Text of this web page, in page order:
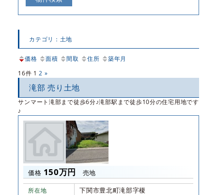
カテゴリ：土地
価格 面積 間取 住所
築年月
16件 1 2 »
滝部 売り土地
サンマート滝部まで徒歩6分♪滝部駅まで徒歩10分の住宅用地です
♪
価格 150万円 売地
所在地 下関市豊北町滝部字榎